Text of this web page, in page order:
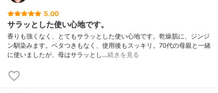
5.00
サラッとした使い心地です。
香りも強くなく、とてもサラッとした使い心地です。乾燥肌に、ジンジ
ン馴染みます。ベタつきもなく、使用後もスッキリ。70代の母親と一緒
に使いましたが、母はサラッとし…続きを見る